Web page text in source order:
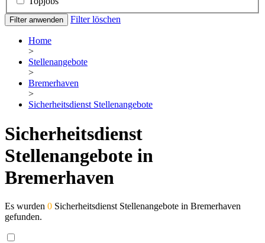
Filter anwenden Filter löschen
Home
>
Stellenangebote
>
Bremerhaven
>
Sicherheitsdienst Stellenangebote
Sicherheitsdienst
Stellenangebote in
Bremerhaven
Es wurden 0 Sicherheitsdienst Stellenangebote in Bremerhaven
gefunden.